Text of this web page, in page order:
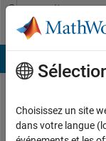
Passer au contenu
Community
Profile
Choisissez un site
dans votre langue